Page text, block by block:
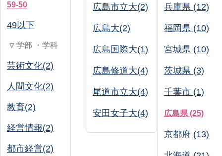
59-50
49以下
▽ 学部 ・学科
芸術文化(2)
人間文化(2)
教育(2)
経営情報(2)
都市経営(2)
広島市立大(2)
広島大(2)
広島国際大(1)
広島修道大(4)
尾道市立大(4)
安田女子大(4)
兵庫県 (12)
福岡県 (10)
宮城県 (10)
茨城県 (3)
千葉市 (1)
広島県 (25)
京都府 (13)